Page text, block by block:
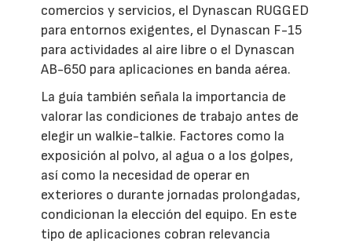
comercios y servicios, el Dynascan RUGGED
para entornos exigentes, el Dynascan F-15
para actividades al aire libre o el Dynascan
AB-650 para aplicaciones en banda aérea.
La guía también señala la importancia de
valorar las condiciones de trabajo antes de
elegir un walkie-talkie. Factores como la
exposición al polvo, al agua o a los golpes,
así como la necesidad de operar en
exteriores o durante jornadas prolongadas,
condicionan la elección del equipo. En este
tipo de aplicaciones cobran relevancia